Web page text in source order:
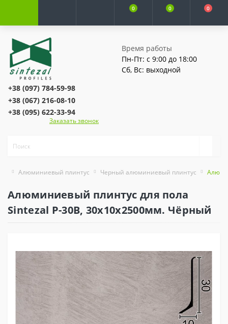
0 0 0
Время работы
Пн-Пт: с 9:00 до 18:00
Сб, Вс: выходной
+38 (097) 784-59-98
+38 (067) 216-08-10
+38 (095) 622-33-94
Заказать звонок
Алюминиевый плинтус Черный алюминиевый плинтус
Алюминиевый плинтус для пола
Sintezal P-30B, 30х10х2500мм. Чёрный